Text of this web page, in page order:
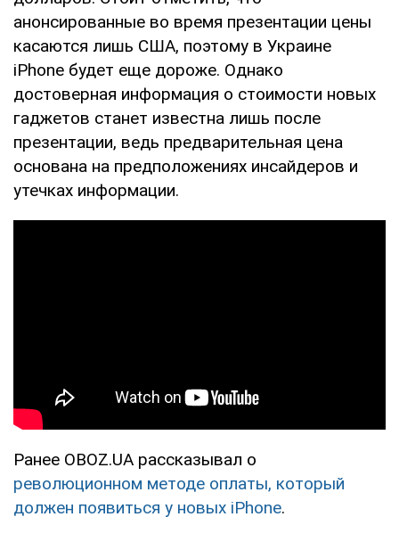
анонсированные во время презентации цены
касаются лишь США, поэтому в Украине
iPhone будет еще дороже. Однако
достоверная информация о стоимости новых
гаджетов станет известна лишь после
презентации, ведь предварительная цена
основана на предположениях инсайдеров и
утечках информации.
Ранее OBOZ.UA рассказывал о
революционном методе оплаты, который
должен появиться у новых iPhone.